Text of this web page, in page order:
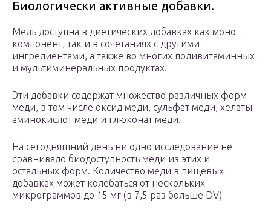
Биологически активные добавки.
Медь доступна в диетических добавках как моно
компонент, так и в сочетаниях с другими
ингредиентами, а также во многих поливитаминных
и мультиминеральных продуктах.
Эти добавки содержат множество различных форм
меди, в том числе оксид меди, сульфат меди, хелаты
аминокислот меди и глюконат меди.
На сегодняшний день ни одно исследование не
сравнивало биодоступность меди из этих и
остальных форм. Количество меди в пищевых
добавках может колебаться от нескольких
микрограммов до 15 мг (в 7,5 раз больше DV)